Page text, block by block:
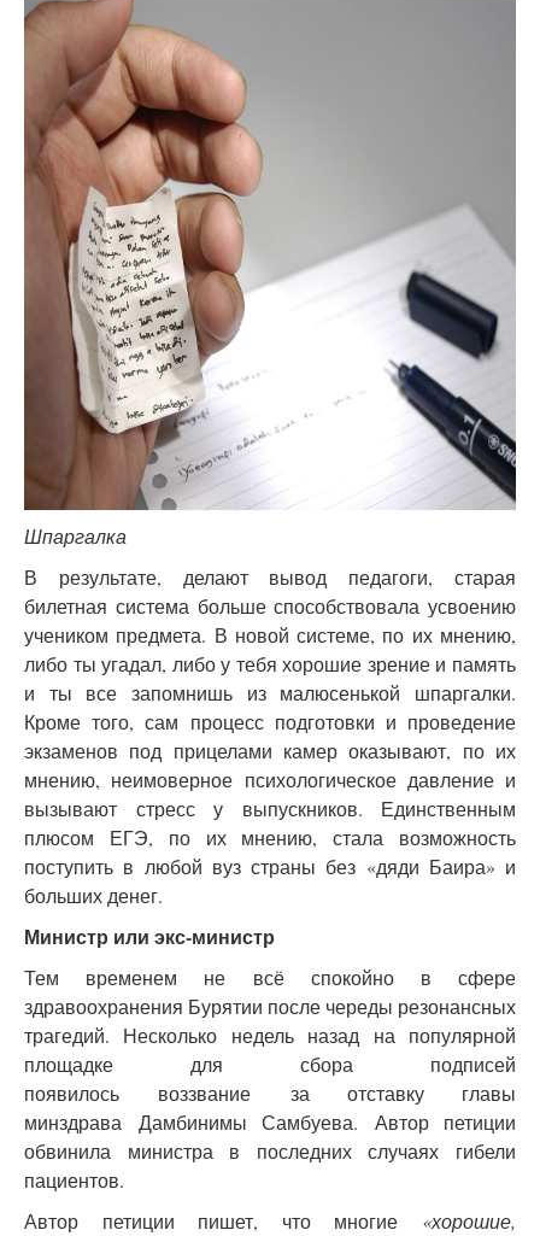
Шпаргалка
В результате, делают вывод педагоги, старая
билетная система больше способствовала усвоению
учеником предмета. В новой системе, по их мнению,
либо ты угадал, либо у тебя хорошие зрение и память
и ты все запомнишь из малюсенькой шпаргалки.
Кроме того, сам процесс подготовки и проведение
экзаменов под прицелами камер оказывают, по их
мнению, неимоверное психологическое давление и
вызывают стресс у выпускников. Единственным
плюсом ЕГЭ, по их мнению, стала возможность
поступить в любой вуз страны без «дяди Баира» и
больших денег.
Министр или экс-министр
Тем временем не всё спокойно в сфере
здравоохранения Бурятии после череды резонансных
трагедий. Несколько недель назад на популярной
площадке для сбора подписей
появилось воззвание за отставку главы
минздрава Дамбинимы Самбуева. Автор петиции
обвинила министра в последних случаях гибели
пациентов.
Автор петиции пишет, что многие «хорошие,